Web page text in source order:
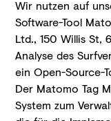
Wir nutzen auf
Software-Tool
Ltd., 150 Willis St,
Analyse des
ein Open-Source-
Der Matomo Tag
System zum